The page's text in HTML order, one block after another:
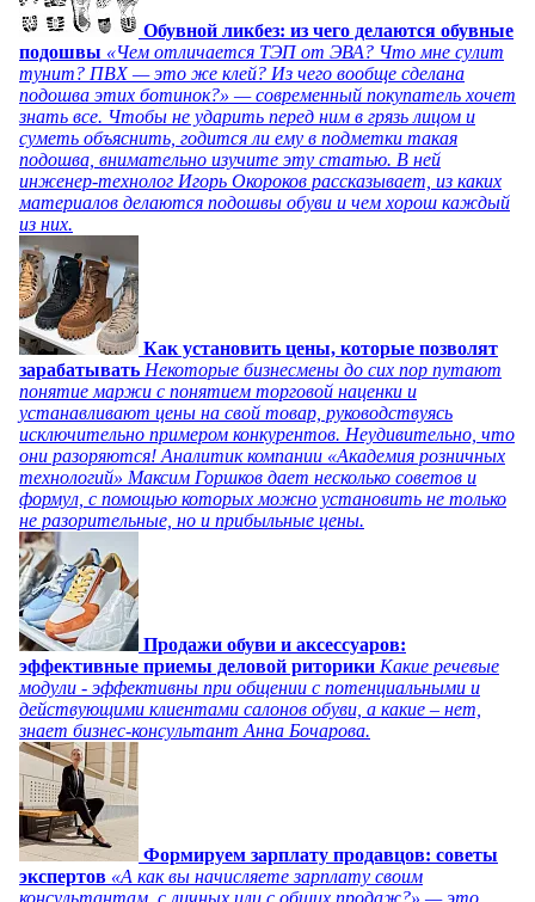
Обувной ликбез: из чего делаются обувные
подошвы «Чем отличается ТЭП от ЭВА? Что мне сулит
тунит? ПВХ — это же клей? Из чего вообще сделана
подошва этих ботинок?» — современный покупатель хочет
знать все. Чтобы не ударить перед ним в грязь лицом и
суметь объяснить, годится ли ему в подметки такая
подошва, внимательно изучите эту статью. В ней
инженер-технолог Игорь Окороков рассказывает, из каких
материалов делаются подошвы обуви и чем хорош каждый
из них.
Как установить цены, которые позволят
зарабатывать Некоторые бизнесмены до сих пор путают
понятие маржи с понятием торговой наценки и
устанавливают цены на свой товар, руководствуясь
исключительно примером конкурентов. Неудивительно, что
они разоряются! Аналитик компании «Академия розничных
технологий» Максим Горшков дает несколько советов и
формул, с помощью которых можно установить не только
не разорительные, но и прибыльные цены.
Продажи обуви и аксессуаров:
эффективные приемы деловой риторики Какие речевые
модули - эффективны при общении с потенциальными и
действующими клиентами салонов обуви, а какие – нет,
знает бизнес-консультант Анна Бочарова.
Формируем зарплату продавцов: советы
экспертов «А как вы начисляете зарплату своим
консультантам, с личных или с общих продаж?» — это